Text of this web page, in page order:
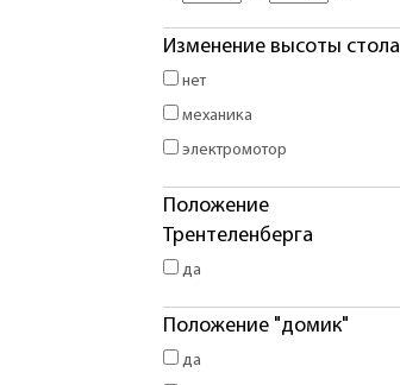
Изменение высоты стола
нет
механика
электромотор
Положение
Трентеленберга
да
Положение "домик"
да